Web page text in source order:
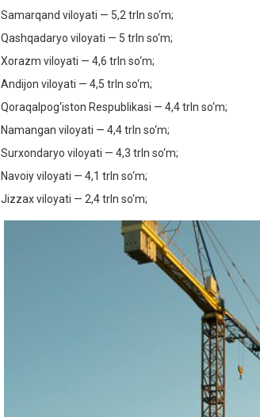
Samarqand viloyati — 5,2 trln so‘m;
Qashqadaryo viloyati — 5 trln so‘m;
Xorazm viloyati — 4,6 trln so‘m;
Andijon viloyati — 4,5 trln so‘m;
Qoraqalpog‘iston Respublikasi — 4,4 trln so‘m;
Namangan viloyati — 4,4 trln so‘m;
Surxondaryo viloyati — 4,3 trln so‘m;
Navoiy viloyati — 4,1 trln so‘m;
Jizzax viloyati — 2,4 trln so‘m;